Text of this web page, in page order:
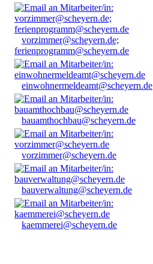
vorzimmer@scheyern.de;
ferienprogramm@scheyern.de
einwohnermeldeamt@scheyern.de
bauamthochbau@scheyern.de
vorzimmer@scheyern.de
bauverwaltung@scheyern.de
kaemmerei@scheyern.de